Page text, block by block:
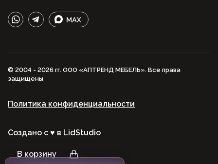
В корзину
© 2004 - 2026 гг. ООО «АПТРЕНД МЕБЕЛЬ». Все права
защищены
Политика конфиденциальности
Создано с ♥️ в LidStudio